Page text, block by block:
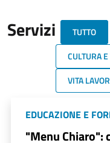
Servizi TUTTO
CULTURA
VITA
EDUCAZIONE E
"Menu Chiaro":